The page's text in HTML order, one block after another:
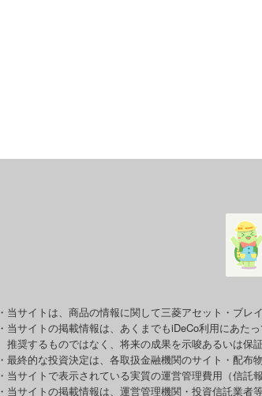
・当サイトは、商品の情報に関して三菱アセット・ブレ
・当サイトの掲載情報は、あくまでもiDeCo利用にあた
推奨するものではなく、将来の成果を示唆あるいは保
・最終的な投資決定は、各取扱金融機関のサイト・配布
・当サイトで表示されている実質の運営管理費用（信託
・当サイトの掲載情報は、運営管理機関・投資信託業